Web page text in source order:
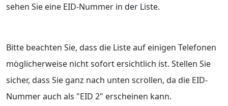
sehen Sie eine EID-Nummer in der Liste.
Bitte beachten Sie, dass die Liste auf einigen Telefonen
möglicherweise nicht sofort ersichtlich ist. Stellen Sie
sicher, dass Sie ganz nach unten scrollen, da die EID-
Nummer auch als "EID 2" erscheinen kann.